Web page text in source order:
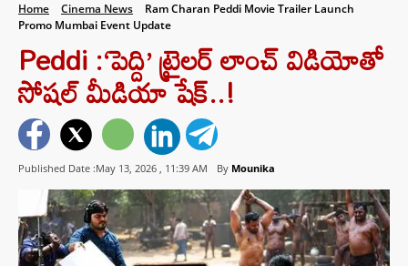
Home Cinema News
Ram Charan Peddi Movie Trailer Launch
Promo Mumbai Event Update
Peddi :‘పెద్ది’ ట్రైలర్ లాంచ్ విడియోతో
సోషల్ మీడియా షేక్..!
Published Date :May 13, 2026 , 11:39 AM By Mounika